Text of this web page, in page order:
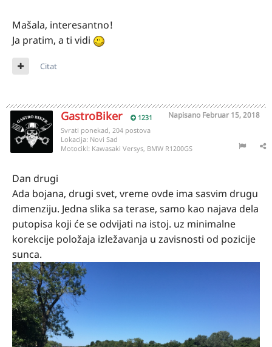
Mašala, interesantno!
Ja pratim, a ti vidi
Citat
GastroBiker 1231 Napisano Februar 15, 2018
Svrati ponekad, 204 postova
Lokacija: Novi Sad
Motocikl: Kawasaki Versys, BMW R1200GS
Dan drugi
Ada bojana, drugi svet, vreme ovde ima sasvim drugu
dimenziju. Jedna slika sa terase, samo kao najava dela
putopisa koji će se odvijati na istoj. uz minimalne
korekcije položaja izležavanja u zavisnosti od pozicije
sunca.